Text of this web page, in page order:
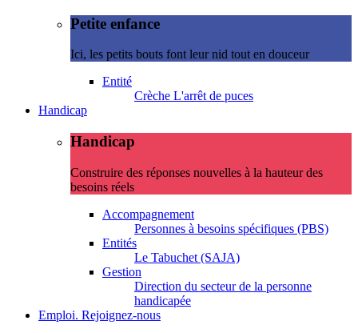
Petite enfance
Ici, les petits bouts font leur nid tout en douceur
Entité
Crèche L'arrêt de puces
Handicap
Handicap
Construire des réponses nouvelles à la hauteur des
besoins réels
Accompagnement
Personnes à besoins spécifiques (PBS)
Entités
Le Tabuchet (SAJA)
Gestion
Direction du secteur de la personne
handicapée
Emploi. Rejoignez-nous